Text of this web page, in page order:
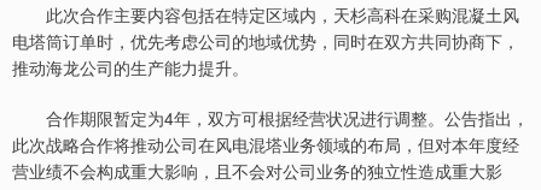
此次合作主要内容包括在特定区域内，天杉高科在采购混凝土风
电塔筒订单时，优先考虑公司的地域优势，同时在双方共同协商下，
推动海龙公司的生产能力提升。
合作期限暂定为4年，双方可根据经营状况进行调整。公告指出，
此次战略合作将推动公司在风电混塔业务领域的布局，但对本年度经
营业绩不会构成重大影响，且不会对公司业务的独立性造成重大影